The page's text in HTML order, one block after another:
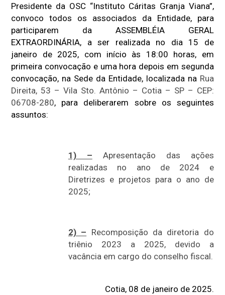
Presidente da OSC “Instituto Cáritas Granja Viana”,
convoco todos os associados da Entidade, para
participarem da ASSEMBLÉIA GERAL
EXTRAORDINÁRIA, a ser realizada no dia 15 de
janeiro de 2025, com início às 18:00 horas, em
primeira convocação e uma hora depois em segunda
convocação, na Sede da Entidade, localizada na Rua
Direita, 53 – Vila Sto. Antônio – Cotia – SP – CEP:
06708-280, para deliberarem sobre os seguintes
assuntos:
1) – Apresentação das ações
realizadas no ano de 2024 e
Diretrizes e projetos para o ano de
2025;
2) – Recomposição da diretoria do
triênio 2023 a 2025, devido a
vacância em cargo do conselho fiscal.
Cotia, 08 de janeiro de 2025.